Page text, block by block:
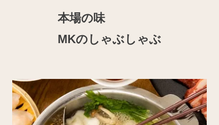
本場の味
MKのしゃぶしゃぶ